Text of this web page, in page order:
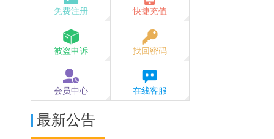
免费注册 快捷充值
被盗申诉 找回密码
会员中心 在线客服
最新公告